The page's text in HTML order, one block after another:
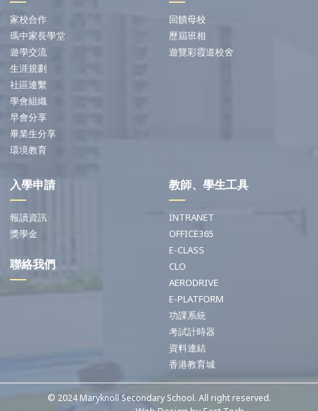
家校合作
瑪中家長學堂
遊學交流
生涯規劃
社區連繫
學會組織
早會分享
畢業生分享
環境教育
回饋母校
歷屆班相
遊覽彩霞道校舍
入學申請
報讀資訊
獎學金
聯絡我們
教師、學生工具
INTRANET
OFFICE365
E-CLASS
CLO
AERODRIVE
E-PLATFORM
功課系統
考試計時器
資料連結
香港教育城
© 2024 Maryknoll Secondary School. All right reserved.